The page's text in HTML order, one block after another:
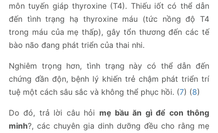
môn tuyến giáp thyroxine (T4). Thiếu iốt có thể dẫn
đến tình trạng hạ thyroxine máu (tức nồng độ T4
trong máu của mẹ thấp), gây tổn thương đến các tế
bào não đang phát triển của thai nhi.
Nghiêm trọng hơn, tình trạng này có thể dẫn đến
chứng đần độn, bệnh lý khiến trẻ chậm phát triển trí
tuệ một cách sâu sắc và không thể phục hồi. (7) (8)
Do đó, trả lời câu hỏi mẹ bầu ăn gì để con thông
minh?, các chuyên gia dinh dưỡng đều cho rằng mẹ